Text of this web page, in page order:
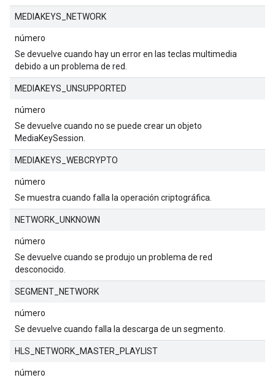
MEDIAKEYS_NETWORK
número
Se devuelve cuando hay un error en las teclas multimedia
debido a un problema de red.
MEDIAKEYS_UNSUPPORTED
número
Se devuelve cuando no se puede crear un objeto
MediaKeySession.
MEDIAKEYS_WEBCRYPTO
número
Se muestra cuando falla la operación criptográfica.
NETWORK_UNKNOWN
número
Se devuelve cuando se produjo un problema de red
desconocido.
SEGMENT_NETWORK
número
Se devuelve cuando falla la descarga de un segmento.
HLS_NETWORK_MASTER_PLAYLIST
número